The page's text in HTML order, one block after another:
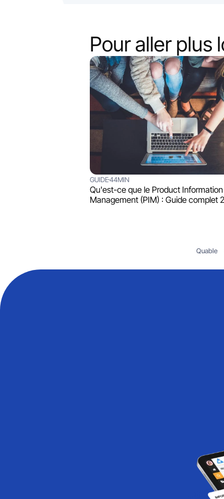
Pour aller plus
GUIDE44MIN
Qu'est-ce que le Product Information
Management (PIM) : Guide complet
Quable